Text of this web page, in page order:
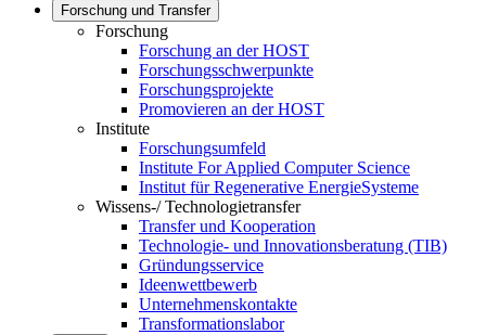
Forschung und Transfer
Forschung
Forschung an der HOST
Forschungsschwerpunkte
Forschungsprojekte
Promovieren an der HOST
Institute
Forschungsumfeld
Institute For Applied Computer Science
Institut für Regenerative EnergieSysteme
Wissens-/ Technologietransfer
Transfer und Kooperation
Technologie- und Innovationsberatung (TIB)
Gründungsservice
Ideenwettbewerb
Unternehmenskontakte
Transformationslabor